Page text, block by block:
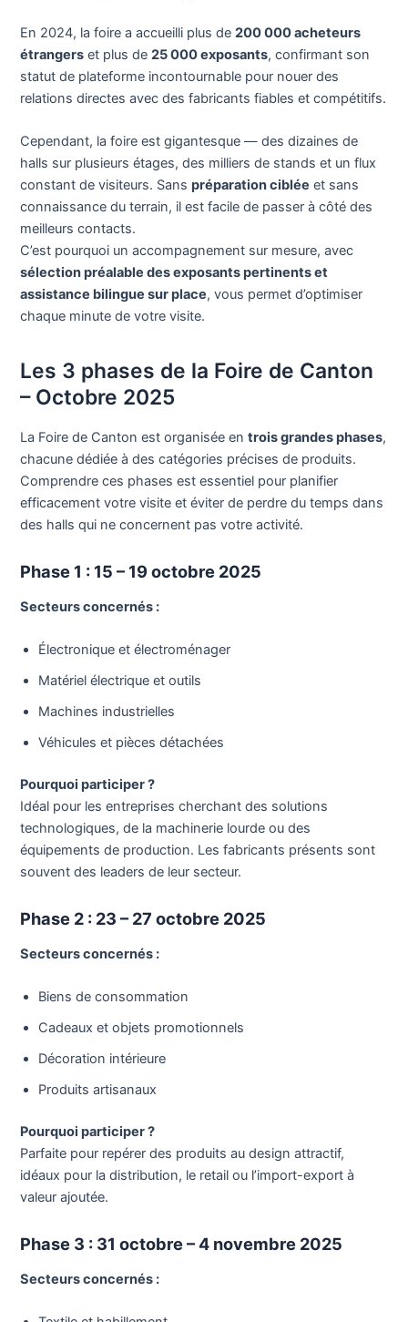
En 2024, la foire a accueilli plus de200 000 acheteurs
étrangers et plus de25 000 exposants, confirmant son
statut de plateforme incontournable pour nouer des
relations directes avec des fabricants fiables et compétitifs.
Cependant, la foire est gigantesque — des dizaines de
halls sur plusieurs étages, des milliers de stands et un flux
constant de visiteurs. Sanspréparation ciblée et sans
connaissance du terrain, il est facile de passer à côté des
meilleurs contacts.
C’est pourquoi un accompagnement sur mesure, avec
sélection préalable des exposants pertinents et
assistance bilingue sur place, vous permet d’optimiser
chaque minute de votre visite.
Les 3 phases de la Foire de Canton
– Octobre 2025
La Foire de Canton est organisée entrois grandes phases,
chacune dédiée à des catégories précises de produits.
Comprendre ces phases est essentiel pour planifier
efficacement votre visite et éviter de perdre du temps dans
des halls qui ne concernent pas votre activité.
Phase 1 : 15 – 19 octobre 2025
Secteurs concernés :
Électronique et électroménager
Matériel électrique et outils
Machines industrielles
Véhicules et pièces détachées
Pourquoi participer ?
Idéal pour les entreprises cherchant des solutions
technologiques, de la machinerie lourde ou des
équipements de production. Les fabricants présents sont
souvent des leaders de leur secteur.
Phase 2 : 23 – 27 octobre 2025
Secteurs concernés :
Biens de consommation
Cadeaux et objets promotionnels
Décoration intérieure
Produits artisanaux
Pourquoi participer ?
Parfaite pour repérer des produits au design attractif,
idéaux pour la distribution, le retail ou l’import-export à
valeur ajoutée.
Phase 3 : 31 octobre – 4 novembre 2025
Secteurs concernés :